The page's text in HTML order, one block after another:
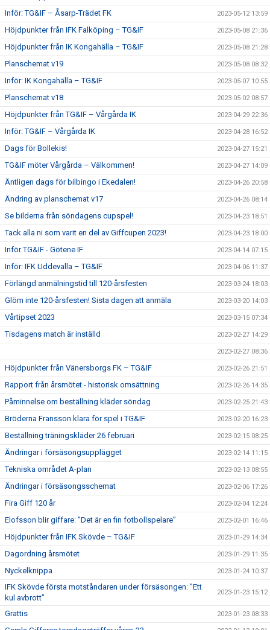
Inför: TG&IF – Åsarp-Trädet FK 2023-05-12 13:59
Höjdpunkter från IFK Falköping – TG&IF 2023-05-08 21:36
Höjdpunkter från IK Kongahälla – TG&IF 2023-05-08 21:28
Planschemat v19 2023-05-08 08:32
Inför: IK Kongahälla – TG&IF 2023-05-07 10:55
Planschemat v18 2023-05-02 08:57
Höjdpunkter från TG&IF – Vårgårda IK 2023-04-29 22:36
Inför: TG&IF – Vårgårda IK 2023-04-28 16:52
Dags för Bollekis! 2023-04-27 15:21
TG&IF möter Vårgårda – Välkommen! 2023-04-27 14:09
Äntligen dags för bilbingo i Ekedalen! 2023-04-26 20:58
Ändring av planschemat v17 2023-04-26 08:14
Se bilderna från söndagens cupspel! 2023-04-23 18:51
Tack alla ni som varit en del av Giffcupen 2023! 2023-04-23 18:00
Inför TG&IF - Götene IF 2023-04-14 07:15
Inför: IFK Uddevalla – TG&IF 2023-04-06 11:37
Förlängd anmälningstid till 120-årsfesten 2023-03-24 18:03
Glöm inte 120-årsfesten! Sista dagen att anmäla 2023-03-20 14:03
Vårtipset 2023 2023-03-15 07:34
Tisdagens match är inställd 2023-02-27 14:29
2023-02-27 08:36
Höjdpunkter från Vänersborgs FK – TG&IF 2023-02-26 21:51
Rapport från årsmötet - historisk omsättning 2023-02-26 14:35
Påminnelse om beställning kläder söndag 2023-02-25 21:43
Bröderna Fransson klara för spel i TG&IF 2023-02-20 16:23
Beställning träningskläder 26 februari 2023-02-15 08:25
Ändringar i försäsongsupplägget 2023-02-14 11:15
Tekniska området A-plan 2023-02-13 08:55
Ändringar i försäsongsschemat 2023-02-06 17:26
Fira Giff 120 år 2023-02-04 12:24
Elofsson blir giffare: ”Det är en fin fotbollspelare” 2023-02-01 16:46
Höjdpunkter från IFK Skövde – TG&IF 2023-01-29 14:34
Dagordning årsmötet 2023-01-29 11:35
Nyckelknippa 2023-01-24 10:37
IFK Skövde första motståndaren under försäsongen: ”Ett
kul avbrott”
2023-01-23 15:12
Grattis 2023-01-23 08:33